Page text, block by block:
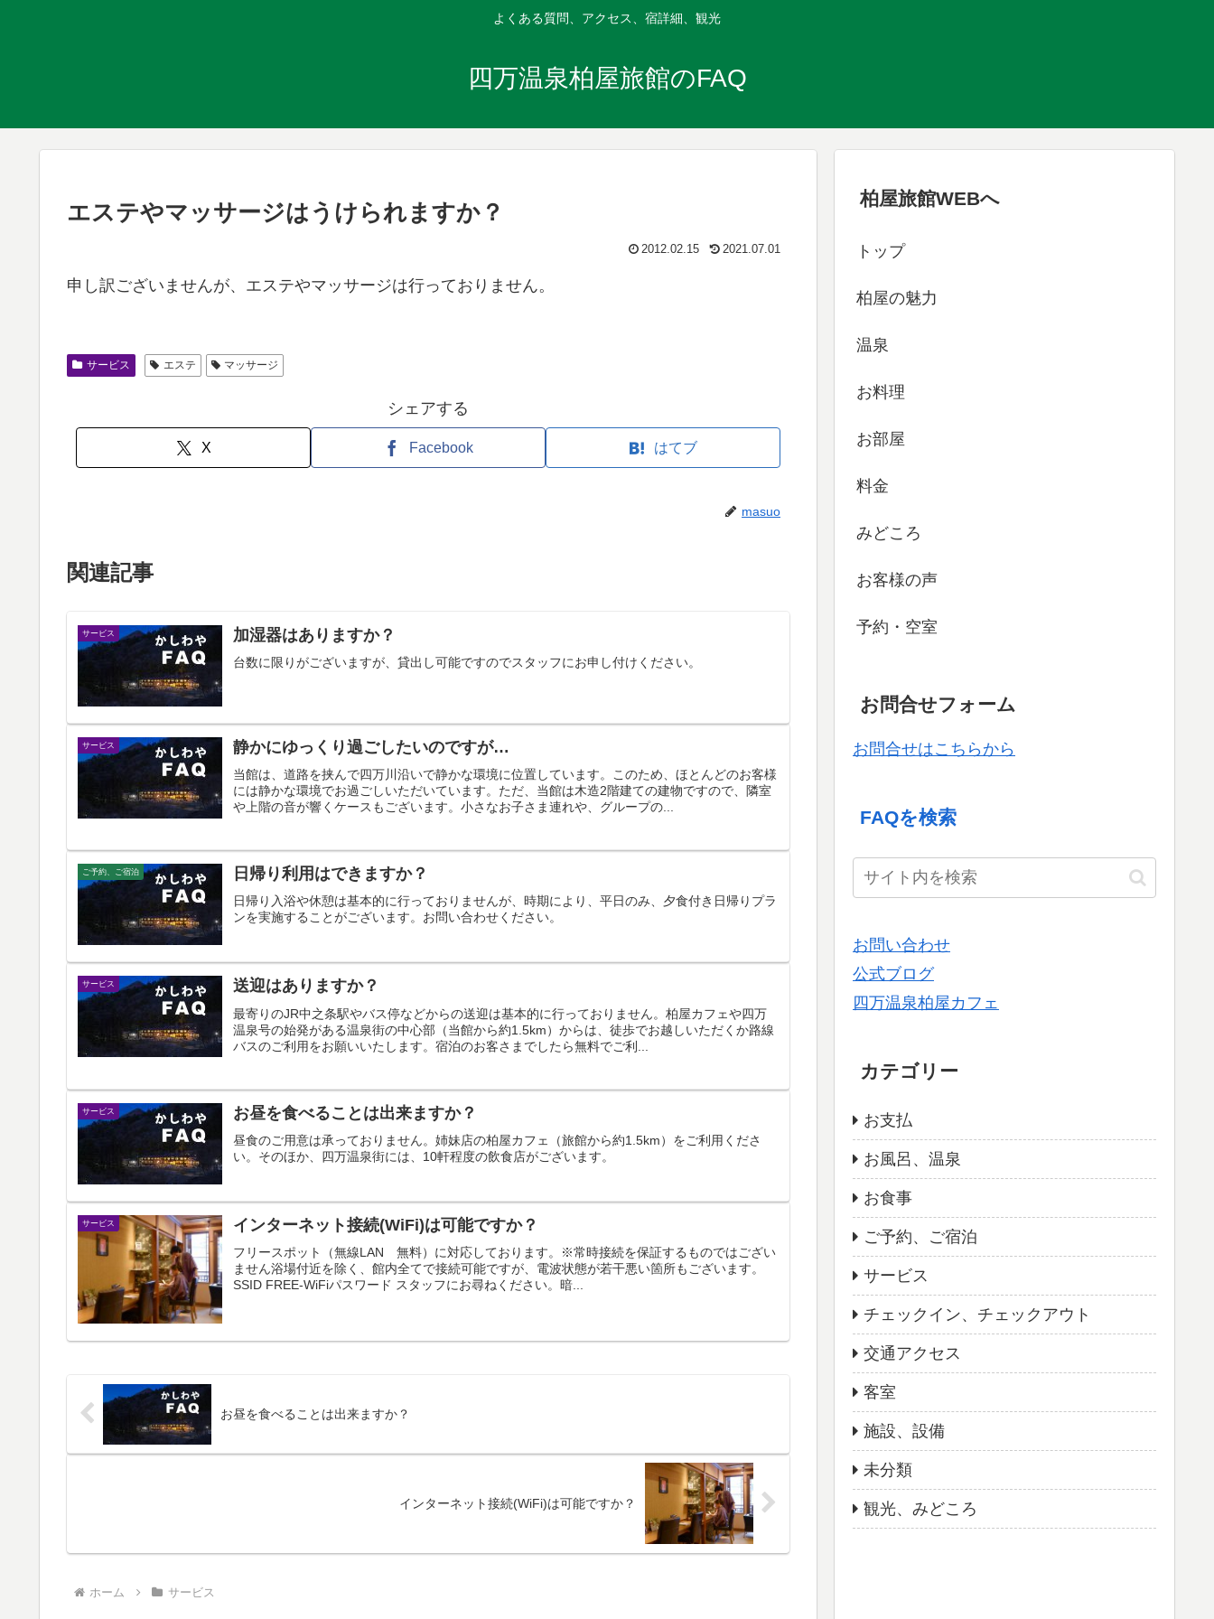
よくある質問、アクセス、宿詳細、観光
四万温泉柏屋旅館のFAQ
エステやマッサージはうけられますか？
2012.02.15 2021.07.01
申し訳ございませんが、エステやマッサージは行っておりません。
サービス エステ マッサージ
シェアする
X Facebook はてブ
masuo
関連記事
サービス 加湿器はありますか？
台数に限りがございますが、貸出し可能ですのでスタッフにお申し付けください。
サービス 静かにゆっくり過ごしたいのですが…
当館は、道路を挟んで四万川沿いで静かな環境に位置しています。このため、ほとんどのお客様
には静かな環境でお過ごしいただいています。ただ、当館は木造2階建ての建物ですので、隣室
や上階の音が響くケースもございます。小さなお子さま連れや、グループの...
ご予約、ご宿泊 日帰り利用はできますか？
日帰り入浴や休憩は基本的に行っておりませんが、時期により、平日のみ、夕食付き日帰りプラ
ンを実施することがございます。お問い合わせください。
サービス 送迎はありますか？
最寄りのJR中之条駅やバス停などからの送迎は基本的に行っておりません。柏屋カフェや四万
温泉号の始発がある温泉街の中心部（当館から約1.5km）からは、徒歩でお越しいただくか路線
バスのご利用をお願いいたします。宿泊のお客さまでしたら無料でご利...
サービス お昼を食べることは出来ますか？
昼食のご用意は承っておりません。姉妹店の柏屋カフェ（旅館から約1.5km）をご利用くださ
い。そのほか、四万温泉街には、10軒程度の飲食店がございます。
サービス インターネット接続(WiFi)は可能ですか？
フリースポット（無線LAN 無料）に対応しております。※常時接続を保証するものではござい
ません浴場付近を除く、館内全てで接続可能ですが、電波状態が若干悪い箇所もございます。
SSID FREE-WiFiパスワード スタッフにお尋ねください。暗...
お昼を食べることは出来ますか？
インターネット接続(WiFi)は可能ですか？
ホーム サービス
柏屋旅館WEBへ
トップ
柏屋の魅力
温泉
お料理
お部屋
料金
みどころ
お客様の声
予約・空室
お問合せフォーム
お問合せはこちらから
FAQを検索
お問い合わせ
公式ブログ
四万温泉柏屋カフェ
カテゴリー
お支払
お風呂、温泉
お食事
ご予約、ご宿泊
サービス
チェックイン、チェックアウト
交通アクセス
客室
施設、設備
未分類
観光、みどころ